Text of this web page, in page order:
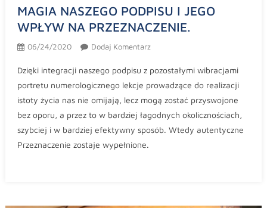
MAGIA NASZEGO PODPISU I JEGO
WPŁYW NA PRZEZNACZENIE.
06/24/2020 Dodaj Komentarz
Dzięki integracji naszego podpisu z pozostałymi wibracjami
portretu numerologicznego lekcje prowadzące do realizacji
istoty życia nas nie omijają, lecz mogą zostać przyswojone
bez oporu, a przez to w bardziej łagodnych okolicznościach,
szybciej i w bardziej efektywny sposób. Wtedy autentyczne
Przeznaczenie zostaje wypełnione.